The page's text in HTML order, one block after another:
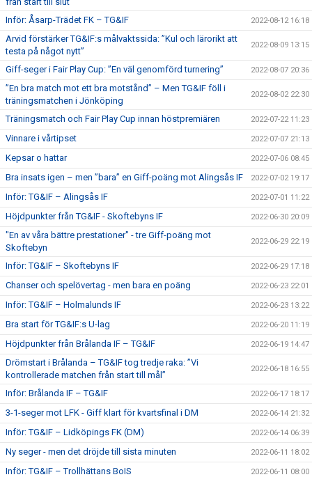
Inför: Åsarp-Trädet FK – TG&IF 2022-08-12 16:18
Arvid förstärker TG&IF:s målvaktssida: ”Kul och lärorikt att
testa på något nytt”
2022-08-09 13:15
Giff-seger i Fair Play Cup: ”En väl genomförd turnering” 2022-08-07 20:36
”En bra match mot ett bra motstånd” – Men TG&IF föll i
träningsmatchen i Jönköping
2022-08-02 22:30
Träningsmatch och Fair Play Cup innan höstpremiären 2022-07-22 11:23
Vinnare i vårtipset 2022-07-07 21:13
Kepsar o hattar 2022-07-06 08:45
Bra insats igen – men ”bara” en Giff-poäng mot Alingsås IF 2022-07-02 19:17
Inför: TG&IF – Alingsås IF 2022-07-01 11:22
Höjdpunkter från TG&IF - Skoftebyns IF 2022-06-30 20:09
"En av våra bättre prestationer" - tre Giff-poäng mot
Skoftebyn
2022-06-29 22:19
Inför: TG&IF – Skoftebyns IF 2022-06-29 17:18
Chanser och spelövertag - men bara en poäng 2022-06-23 22:01
Inför: TG&IF – Holmalunds IF 2022-06-23 13:22
Bra start för TG&IF:s U-lag 2022-06-20 11:19
Höjdpunkter från Brålanda IF – TG&IF 2022-06-19 14:47
Drömstart i Brålanda – TG&IF tog tredje raka: ”Vi
kontrollerade matchen från start till mål”
2022-06-18 16:55
Inför: Brålanda IF – TG&IF 2022-06-17 18:17
3-1-seger mot LFK - Giff klart för kvartsfinal i DM 2022-06-14 21:32
Inför: TG&IF – Lidköpings FK (DM) 2022-06-14 06:39
Ny seger - men det dröjde till sista minuten 2022-06-11 18:02
Inför: TG&IF – Trollhättans BoIS 2022-06-11 08:00